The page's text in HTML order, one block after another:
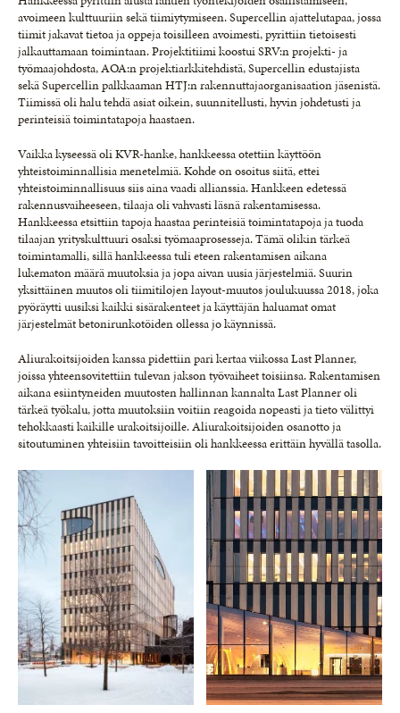
avoimeen kulttuuriin sekä tiimiytymiseen. Supercellin ajattelutapaa, jossa
tiimit jakavat tietoa ja oppeja toisilleen avoimesti, pyrittiin tietoisesti
jalkauttamaan toimintaan. Projektitiimi koostui SRV:n projekti- ja
työmaajohdosta, AOA:n projektiarkkitehdistä, Supercellin edustajista
sekä Supercellin palkkaaman HTJ:n rakennuttajaorganisaation jäsenistä.
Tiimissä oli halu tehdä asiat oikein, suunnitellusti, hyvin johdetusti ja
perinteisiä toimintatapoja haastaen.
Vaikka kyseessä oli KVR-hanke, hankkeessa otettiin käyttöön
yhteistoiminnallisia menetelmiä. Kohde on osoitus siitä, ettei
yhteistoiminnallisuus siis aina vaadi allianssia. Hankkeen edetessä
rakennusvaiheeseen, tilaaja oli vahvasti läsnä rakentamisessa.
Hankkeessa etsittiin tapoja haastaa perinteisiä toimintatapoja ja tuoda
tilaajan yrityskulttuuri osaksi työmaaprosesseja. Tämä olikin tärkeä
toimintamalli, sillä hankkeessa tuli eteen rakentamisen aikana
lukematon määrä muutoksia ja jopa aivan uusia järjestelmiä. Suurin
yksittäinen muutos oli tiimitilojen layout-muutos joulukuussa 2018, joka
pyöräytti uusiksi kaikki sisärakenteet ja käyttäjän haluamat omat
järjestelmät betonirunkotöiden ollessa jo käynnissä.
Aliurakoitsijoiden kanssa pidettiin pari kertaa viikossa Last Planner,
joissa yhteensovitettiin tulevan jakson työvaiheet toisiinsa. Rakentamisen
aikana esiintyneiden muutosten hallinnan kannalta Last Planner oli
tärkeä työkalu, jotta muutoksiin voitiin reagoida nopeasti ja tieto välittyi
tehokkaasti kaikille urakoitsijoille. Aliurakoitsijoiden osanotto ja
sitoutuminen yhteisiin tavoitteisiin oli hankkeessa erittäin hyvällä tasolla.